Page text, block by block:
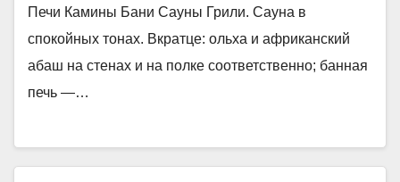
Печи Камины Бани Сауны Грили. Сауна в
спокойных тонах. Вкратце: ольха и африканский
абаш на стенах и на полке соответственно; банная
печь —…